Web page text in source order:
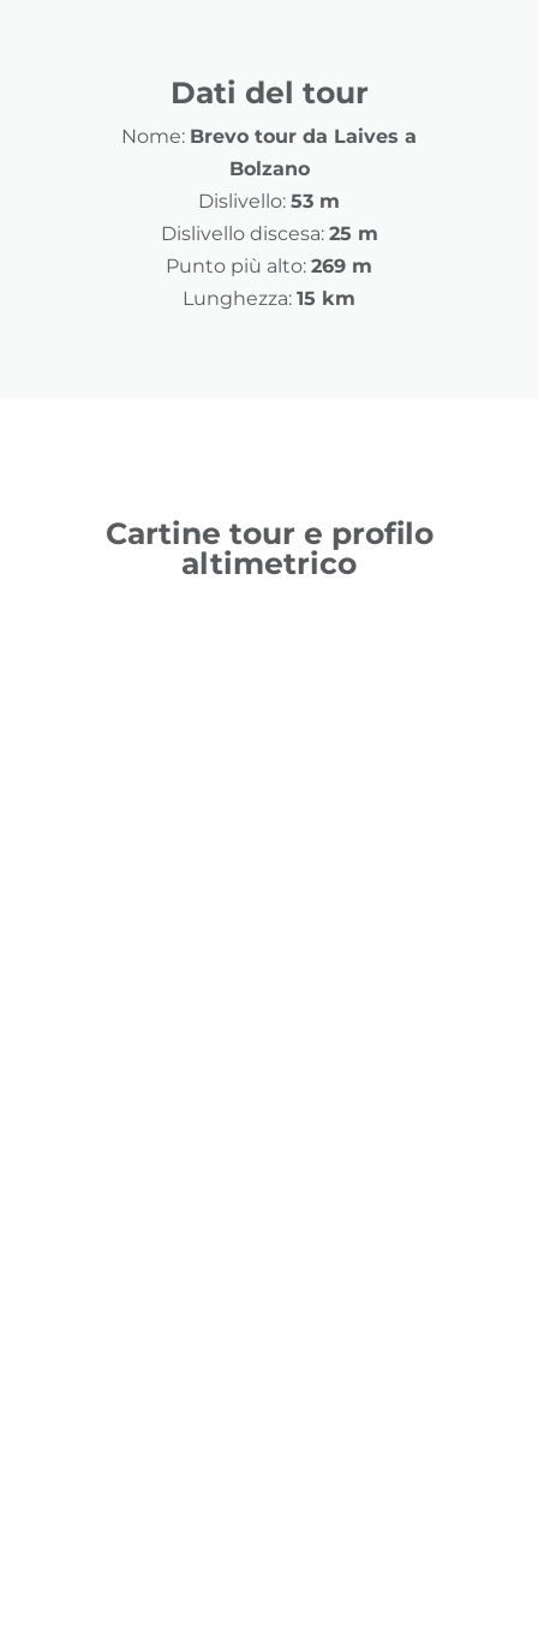
Dati del tour
Nome: Brevo tour da Laives a
Bolzano
Dislivello: 53 m
Dislivello discesa: 25 m
Punto più alto: 269 m
Lunghezza: 15 km
Cartine tour e profilo
altimetrico